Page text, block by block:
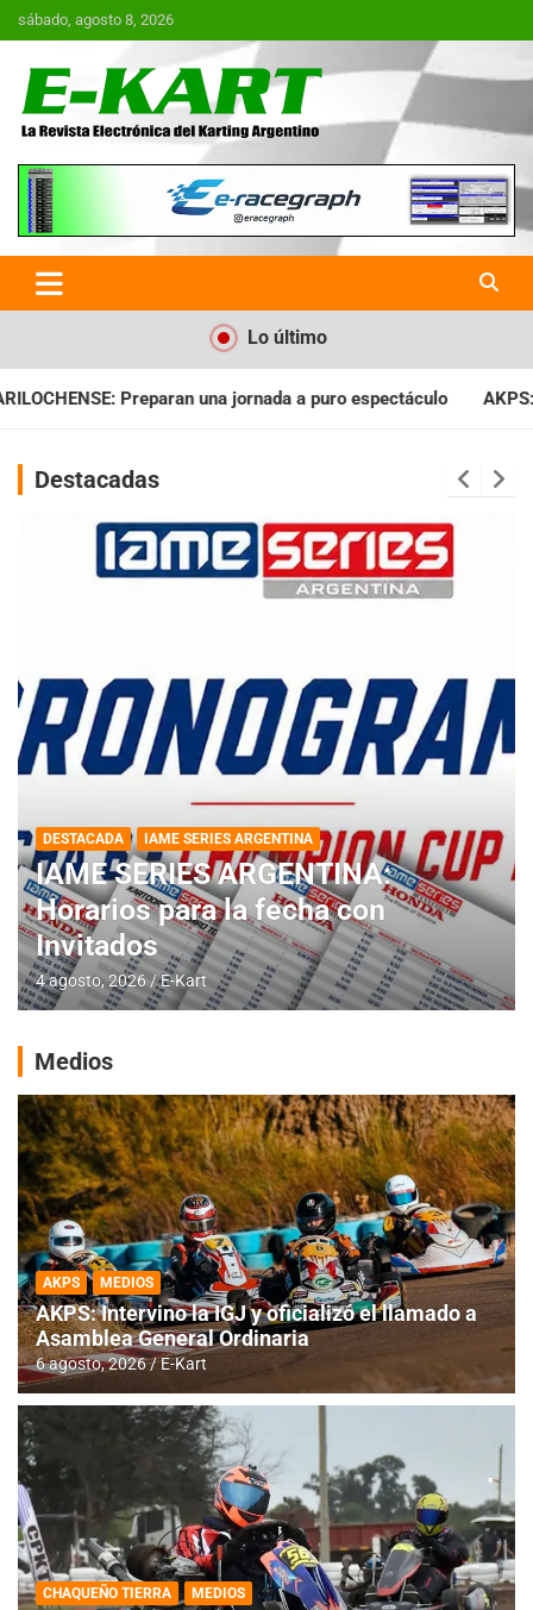
Saltar
al
sábado, agosto 8, 2026
E-Kart.com.ar | La Revista
Electrónica del Karting en
Argentina
Lo último
a puro espectáculo AKPS: Intervino la IGJ y oficializó el
Destacadas
DESTACADA IAME SERIES ARGENTINA
IAME SERIES ARGENTINA:
Horarios para la fecha con
Invitados
4 agosto, 2026 E-Kart
Medios
AKPS MEDIOS
AKPS: Intervino la IGJ y oficializó el llamado a
Asamblea General Ordinaria
6 agosto, 2026 E-Kart
CHAQUEÑO TIERRA MEDIOS